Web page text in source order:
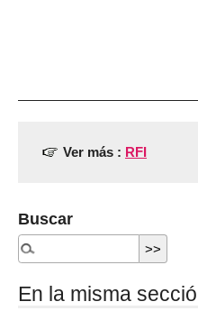
Ver más : RFI
Buscar
En la misma